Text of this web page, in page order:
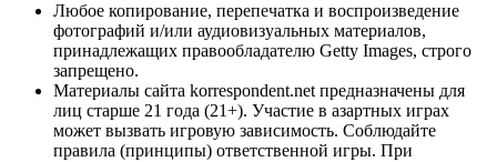
Любое копирование, перепечатка и воспроизведение
фотографий и/или аудиовизуальных материалов,
принадлежащих правообладателю Getty Images, строго
запрещено.
Материалы сайта korrespondent.net предназначены для
лиц старше 21 года (21+). Участие в азартных играх
может вызвать игровую зависимость. Соблюдайте
правила (принципы) ответственной игры. При